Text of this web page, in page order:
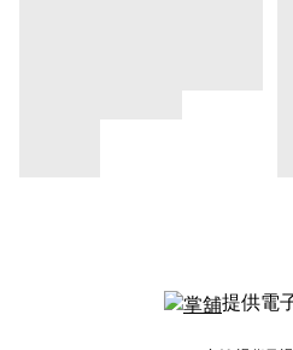
提供電